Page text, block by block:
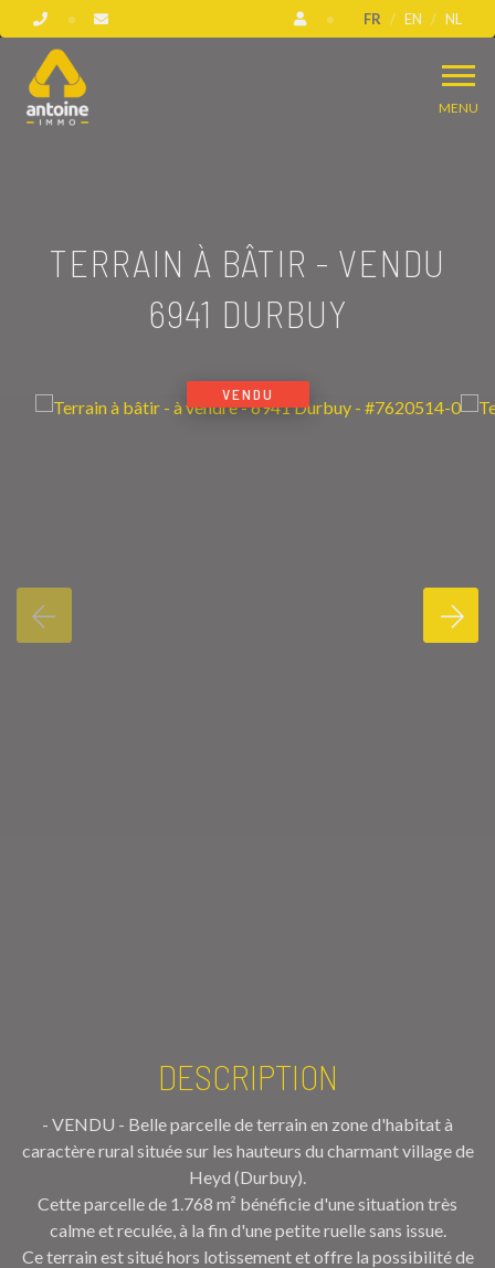
FR EN NL
MENU
TERRAIN À BÂTIR - VENDU
6941 DURBUY
VENDU
DESCRIPTION
- VENDU - Belle parcelle de terrain en zone d'habitat à
caractère rural située sur les hauteurs du charmant village de
Heyd (Durbuy).
Cette parcelle de 1.768 m² bénéficie d'une situation très
calme et reculée, à la fin d'une petite ruelle sans issue.
Ce terrain est situé hors lotissement et offre la possibilité de